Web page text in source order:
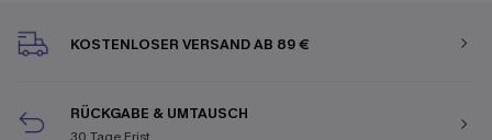
KOSTENLOSER VERSAND AB 89 €
RÜCKGABE & UMTAUSCH